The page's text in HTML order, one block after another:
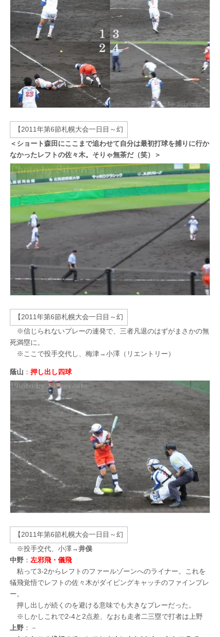
＜ショート森田にここまで追わせて自分は最初打球を捕りに行か
なかったレフトの佐々木。そりゃ無茶だ（笑）＞
※信じられないプレーの連発で、三者凡退のはずがまさかの無
死満塁に。
※ここで投手交代し、梅津→小澤（リエントリー）
蔭山 ： 押し出し四球
※投手交代、小澤→井俣
中野 ： 左邪飛・儀飛
粘って3-2からレフトのファールゾーンへのライナー。これを
犠飛覚悟でレフトの佐々木がダイビングキャッチのファインプレ
ー。
押し出しが続くのを避ける意味でも大きなプレーだった。
※しかしこれで2-4と2点差、なおも走者二三塁で打者は上野
上野 ：－